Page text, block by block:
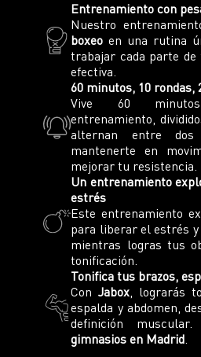
Entrenamiento con
Nuestro
boxeo en una rutina
trabajar cada parte
efectiva.
60 minutos, 10 rondas,
Vive 60
entrenamiento,
alternan entre dos
mantenerte en
mejorar tu resistencia.
Un entrenamiento
estrés
Este entrenamiento
para liberar el estrés
mientras logras tus
tonificación.
Tonifica tus brazos,
ConJabox, lograrás
espalda y abdomen,
definición
gimnasios en Madrid.